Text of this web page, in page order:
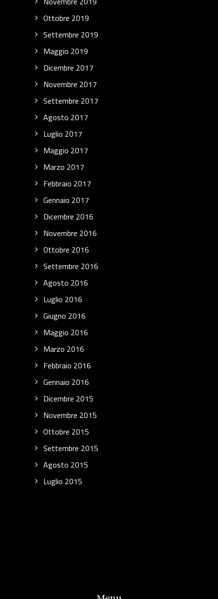
Ottobre 2019
Settembre 2019
Maggio 2019
Dicembre 2017
Novembre 2017
Settembre 2017
Agosto 2017
Luglio 2017
Maggio 2017
Marzo 2017
Febbraio 2017
Gennaio 2017
Dicembre 2016
Novembre 2016
Ottobre 2016
Settembre 2016
Agosto 2016
Luglio 2016
Giugno 2016
Maggio 2016
Marzo 2016
Febbraio 2016
Gennaio 2016
Dicembre 2015
Novembre 2015
Ottobre 2015
Settembre 2015
Agosto 2015
Luglio 2015